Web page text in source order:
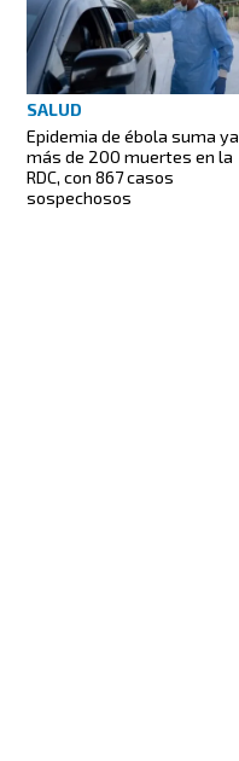
SALUD
Epidemia de ébola suma ya
más de 200 muertes en la
RDC, con 867 casos
sospechosos